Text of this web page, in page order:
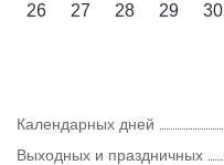
26
27 28 29 30
Календарных дней
Выходных и праздничных